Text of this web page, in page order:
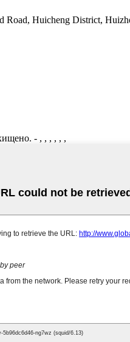
Road, Huicheng District,
- , , , , , ,